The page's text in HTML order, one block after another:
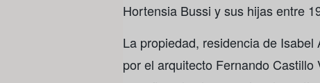
Hortensia Bussi y sus hijas entre
La propiedad, residencia de
por el arquitecto Fernando